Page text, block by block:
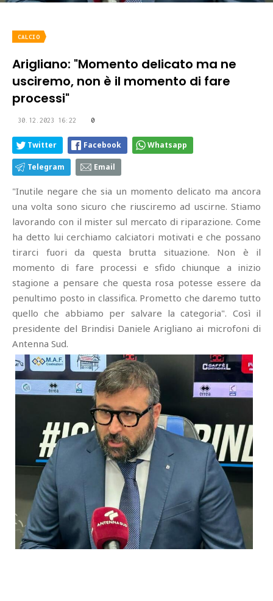
CALCIO
Arigliano: "Momento delicato ma ne
usciremo, non è il momento di fare
processi"
30.12.2023 16:22 0
Twitter Facebook Whatsapp
Telegram Email
"Inutile negare che sia un momento delicato ma ancora
una volta sono sicuro che riusciremo ad uscirne. Stiamo
lavorando con il mister sul mercato di riparazione. Come
ha detto lui cerchiamo calciatori motivati e che possano
tirarci fuori da questa brutta situazione. Non è il
momento di fare processi e sfido chiunque a inizio
stagione a pensare che questa rosa potesse essere da
penultimo posto in classifica. Prometto che daremo tutto
quello che abbiamo per salvare la categoria". Così il
presidente del Brindisi Daniele Arigliano ai microfoni di
Antenna Sud.